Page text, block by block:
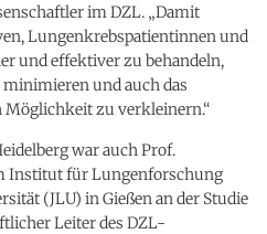
im DZL. „Damit
Lungenkrebspatientinnen und
und effektiver zu behandeln,
und auch das
Möglichkeit zu verkleinern.“
war auch Prof.
Institut für Lungenforschung
(JLU) in Gießen an der Studie
Leiter des DZL-